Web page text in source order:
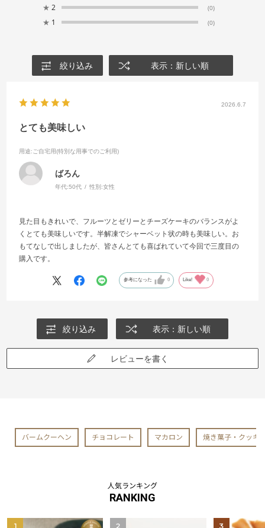
★ 2 (0)
★ 1 (0)
絞り込み 表示：新しい順
2026.6.7
とても美味しい
用途:ご自宅用(特別な用事でのご利用)
ばろん
年代:50代 性別:女性
見た目もきれいで、フルーツとゼリーとチーズケーキのバランスがよ
くとても美味しいです。半解凍でシャーベット状の時も美味しい。お
もてなしで出しましたが、皆さんとても喜ばれていて今回で三度目の
購入です。
参考になった 0 Like! 0
絞り込み 表示：新しい順
レビューを書く
バームクーヘン チョコレート マカロン 焼き菓子・クッキ
人気ランキング
RANKING
1 2 3